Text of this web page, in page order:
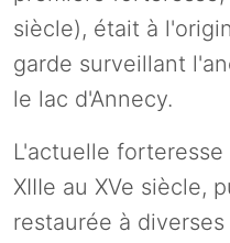
siècle), était à
garde surveillant
le lac d'Annecy.
L'actuelle
XIIIe au XVe siècle,
restaurée à